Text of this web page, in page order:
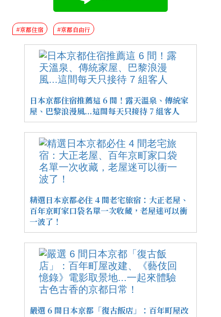
#京都住宿 #京都自由行
日本京都住宿推薦這 6 間！露天溫泉、傳統家
屋、巴黎浪漫風...這間每天只接待 7 組客人
精選日本京都必住 4 間老宅旅宿：大正老屋、
百年京町家口袋名單一次收藏，老屋迷可以衝
一波了！
嚴選 6 間日本京都「復古飯店」：百年町屋改